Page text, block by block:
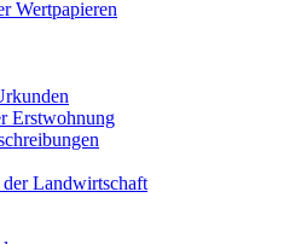
Wertpapieren
Erstwohnung
der Landwirtschaft